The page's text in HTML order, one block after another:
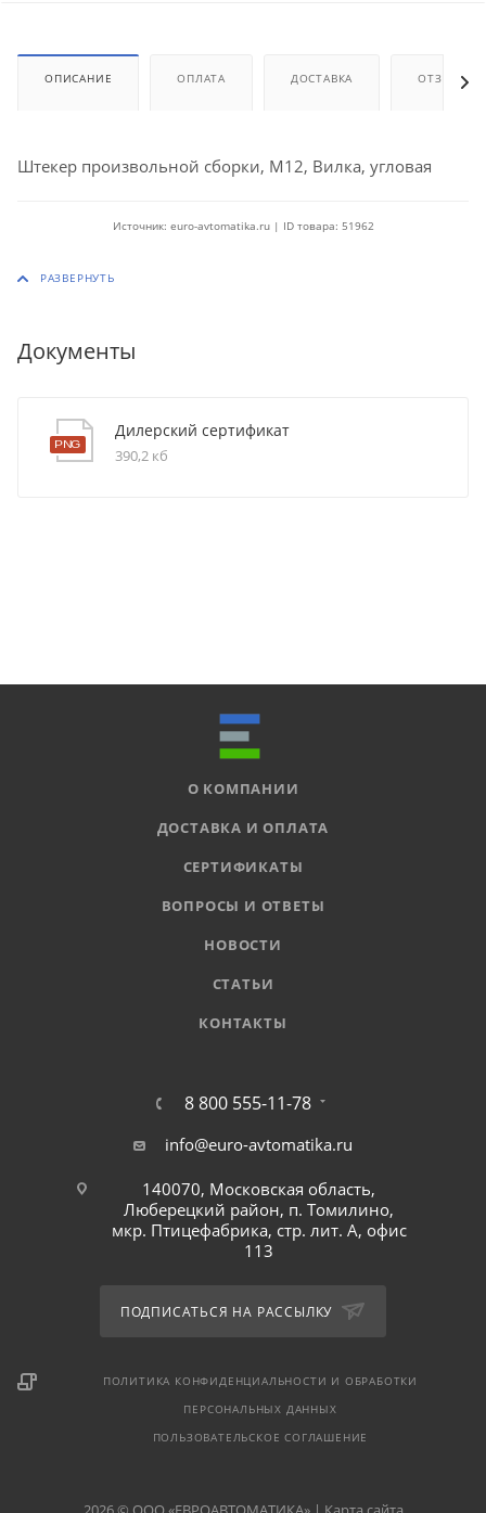
ОПИСАНИЕ ОПЛАТА ДОСТАВКА ОТЗЫВЫ
Штекер произвольной сборки, M12, Вилка, угловая
Источник: euro-avtomatika.ru | ID товара: 51962
Документы
Дилерский сертификат
390,2 кб
О КОМПАНИИ
ДОСТАВКА И ОПЛАТА
СЕРТИФИКАТЫ
ВОПРОСЫ И ОТВЕТЫ
НОВОСТИ
СТАТЬИ
КОНТАКТЫ
8 800 555-11-78
info@euro-avtomatika.ru
140070, Московская область,
Люберецкий район, п. Томилино,
мкр. Птицефабрика, стр. лит. А, офис
113
ПОДПИСАТЬСЯ НА РАССЫЛКУ
ПОЛИТИКА КОНФИДЕНЦИАЛЬНОСТИ И ОБРАБОТКИ
ПЕРСОНАЛЬНЫХ ДАННЫХ
ПОЛЬЗОВАТЕЛЬСКОЕ СОГЛАШЕНИЕ